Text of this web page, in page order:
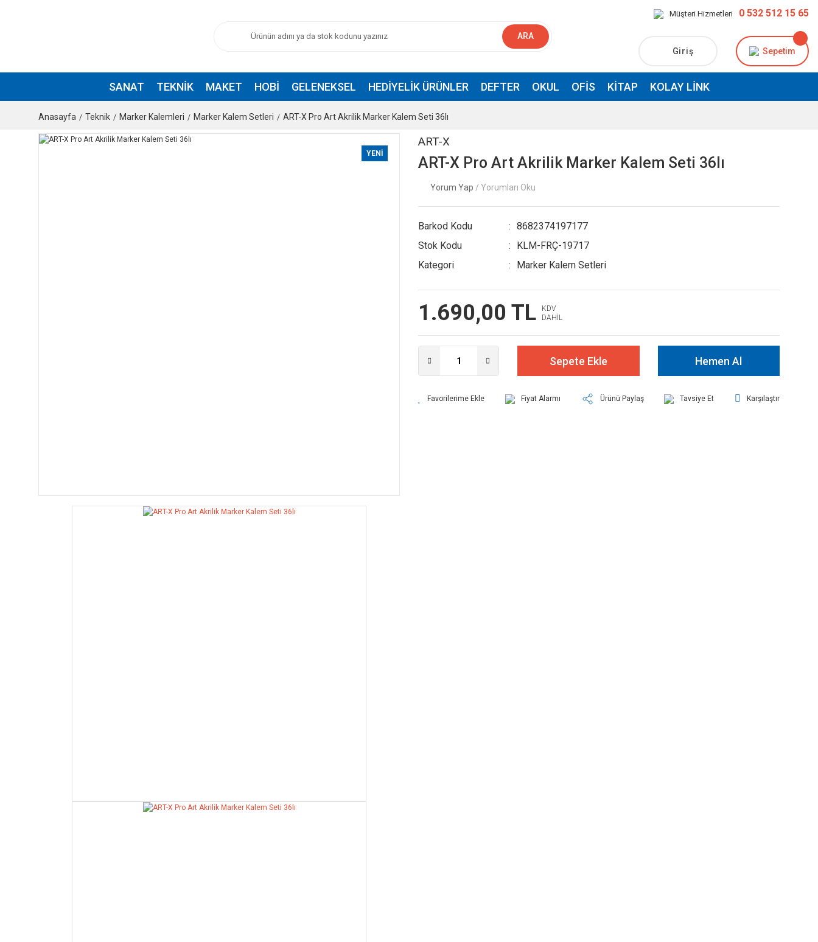
ARA
Müşteri Hizmetleri 0 532 512 15 65
Giriş Sepetim
SANAT TEKNIK MAKET HOBI GELENEKSEL HEDIYELIK ÜRÜNLER DEFTER OKUL OFIS KITAP KOLAY LINK
Anasayfa Teknik Marker Kalemleri Marker Kalem Setleri ART-X Pro Art Akrilik Marker Kalem Seti 36lı
YENİ
ART-X
ART-X Pro Art Akrilik Marker Kalem Seti 36lı
Yorum Yap / Yorumları Oku
Barkod Kodu
8682374197177
Stok Kodu
KLM-FRÇ-19717
Kategori
Marker Kalem Setleri
1.690,00 TL
KDV
DAHİL
Sepete Ekle Hemen Al
Fiyat Alarmı Ürünü Paylaş Tavsiye Et Karşılaştır